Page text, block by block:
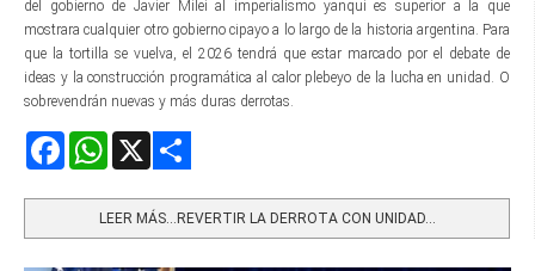
del gobierno de Javier Milei al imperialismo yanqui es superior a la que
mostrara cualquier otro gobierno cipayo a lo largo de la historia argentina. Para
que la tortilla se vuelva, el 2026 tendrá que estar marcado por el debate de
ideas y la construcción programática al calor plebeyo de la lucha en unidad. O
sobrevendrán nuevas y más duras derrotas.
FacebookWhatsApp
LEER MÁS…REVERTIR LA DERROTA CON UNIDAD...